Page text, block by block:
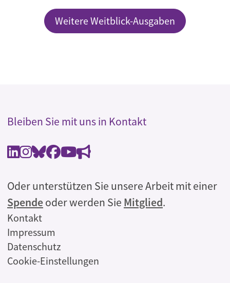
Weitere Weitblick-Ausgaben
Bleiben Sie mit uns in Kontakt
Oder unterstützen Sie unsere Arbeit mit einer
Spendeoder werden Sie Mitglied.
Rechtliches
Kontakt
Impressum
Datenschutz
Cookie-Einstellungen